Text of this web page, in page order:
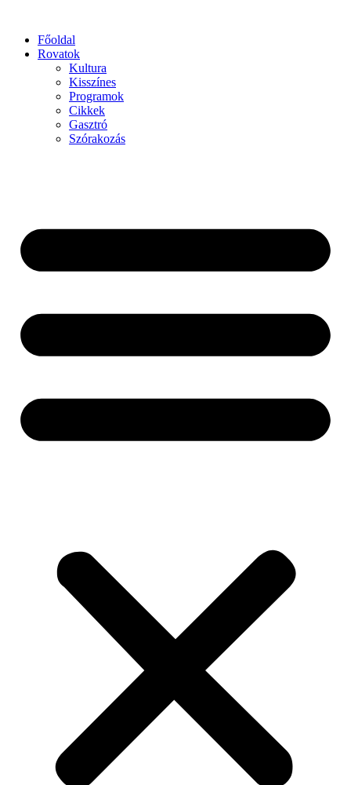
Főoldal
Rovatok
Kultura
Kisszínes
Programok
Cikkek
Gasztró
Szórakozás